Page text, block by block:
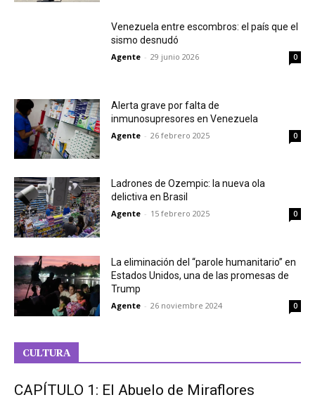
Venezuela entre escombros: el país que el
sismo desnudó
Agente - 29 junio 2026 0
Alerta grave por falta de
inmunosupresores en Venezuela
Agente - 26 febrero 2025 0
Ladrones de Ozempic: la nueva ola
delictiva en Brasil
Agente - 15 febrero 2025 0
La eliminación del “parole humanitario” en
Estados Unidos, una de las promesas de
Trump
Agente - 26 noviembre 2024 0
CULTURA
CAPÍTULO 1: El Abuelo de Miraflores